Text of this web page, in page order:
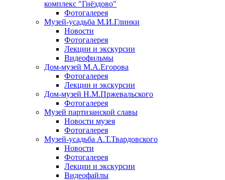
комплекс "Гнёздово"
Фотогалерея
Музей-усадьба М.И.Глинки
Новости
Фотогалерея
Лекции и экскурсии
Видеофильмы
Дом-музей М.А.Егорова
Фотогалерея
Лекции и экскурсии
Дом-музей Н.М.Пржевальского
Фотогалерея
Музей партизанской славы
Новости музея
Фотогалерея
Музей-усадьба А.Т.Твардовского
Новости
Фотогалерея
Лекции и экскурсии
Видеофайлы